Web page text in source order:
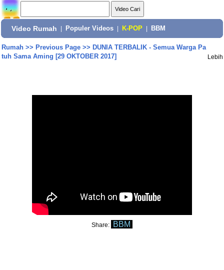
Video Rumah Populer Videos K-POP BBM
Rumah>> Previous Page>> DUNIA TERBALIK - Semua Warga Pa
tuh Sama Aming [29 OKTOBER 2017]
Lebih
Share: BBM